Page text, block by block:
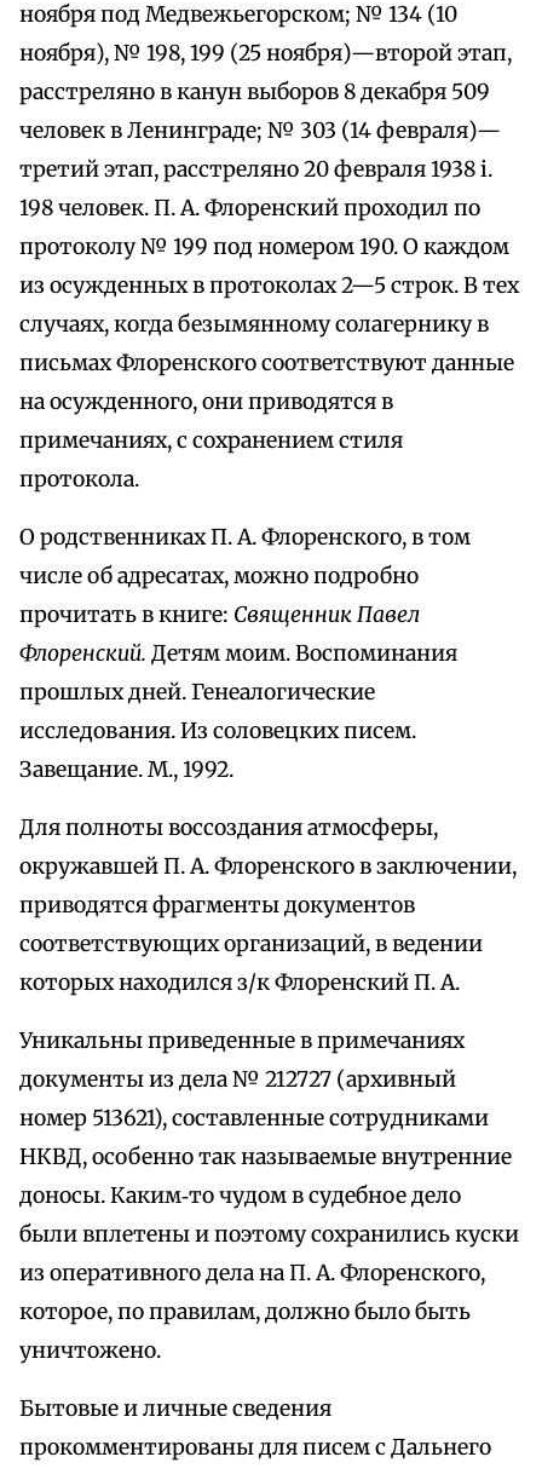
ноября под Медвежьегорском; № 134 (10
ноября), № 198, 199 (25 ноября)—второй этап,
расстреляно в канун выборов 8 декабря 509
человек в Ленинграде; № 303 (14 февраля)—
третий этап, расстреляно 20 февраля 1938 і.
198 человек. П. А. Флоренский проходил по
протоколу № 199 под номером 190. О каждом
из осужденных в протоколах 2—5 строк. В тех
случаях, когда безымянному солагернику в
письмах Флоренского соответствуют данные
на осужденного, они приводятся в
примечаниях, с сохранением стиля
протокола.
О родственниках П. А. Флоренского, в том
числе об адресатах, можно подробно
прочитать в книге: Священник Павел
Флоренский. Детям моим. Воспоминания
прошлых дней. Генеалогические
исследования. Из соловецких писем.
Завещание. М., 1992.
Для полноты воссоздания атмосферы,
окружавшей П. А. Флоренского в заключении,
приводятся фрагменты документов
соответствующих организаций, в ведении
которых находился з/к Флоренский П. А.
Уникальны приведенные в примечаниях
документы из дела № 212727 (архивный
номер 513621), составленные сотрудниками
НКВД, особенно так называемые внутренние
доносы. Каким‑то чудом в судебное дело
были вплетены и поэтому сохранились куски
из оперативного дела на П. А. Флоренского,
которое, по правилам, должно было быть
уничтожено.
Бытовые и личные сведения
прокомментированы для писем с Дальнего